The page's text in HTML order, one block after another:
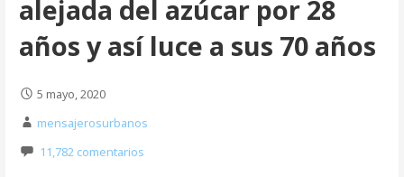
alejada del azúcar por 28
años y así luce a sus 70 años
5 mayo, 2020
mensajerosurbanos
11,782 comentarios